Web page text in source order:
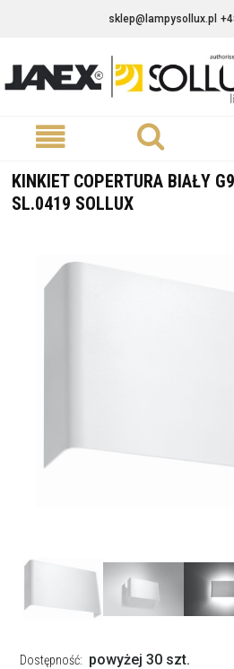
sklep@lampysollux.pl
KINKIET COPERTURA BIAŁY
SL.0419 SOLLUX
Dostępność: powyżej 30 szt.